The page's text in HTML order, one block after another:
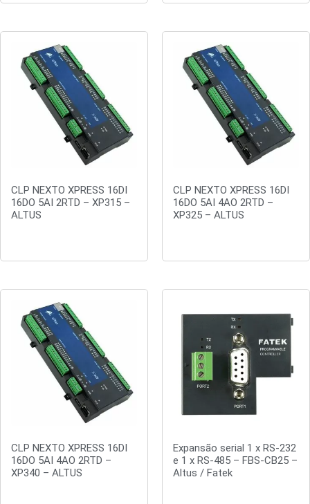
CLP NEXTO XPRESS 16DI
16DO 5AI 2RTD – XP315 –
ALTUS
CLP NEXTO XPRESS 16DI
16DO 5AI 4AO 2RTD –
XP325 – ALTUS
CLP NEXTO XPRESS 16DI
16DO 5AI 4AO 2RTD –
XP340 – ALTUS
Expansão serial 1 x RS-232
e 1 x RS-485 – FBS-CB25 –
Altus / Fatek